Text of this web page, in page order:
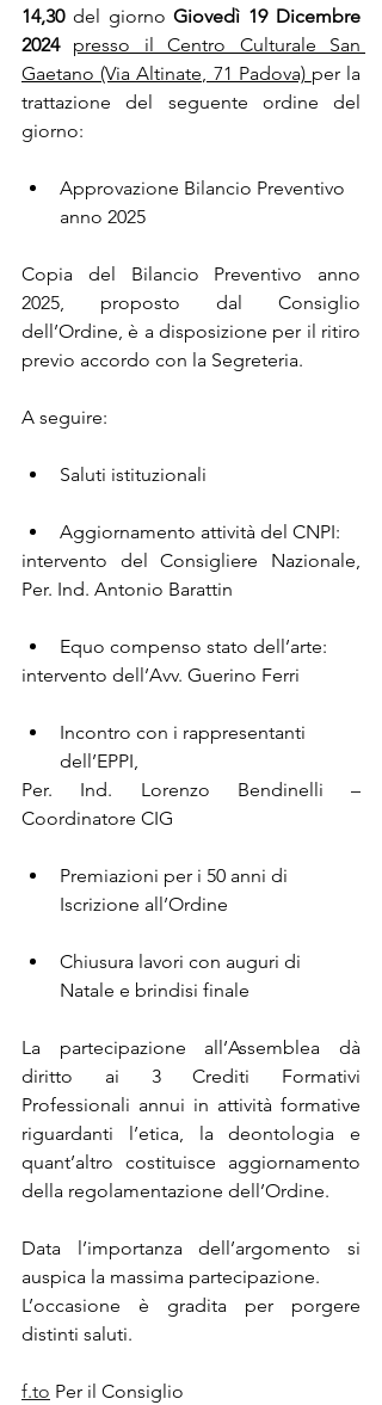
14,30 del giorno Giovedì 19 Dicembre
2024
presso il Centro Culturale San
Gaetano (Via Altinate, 71 Padova) per la
trattazione del seguente ordine del
giorno:
Approvazione Bilancio Preventivo
anno 2025
Copia del Bilancio Preventivo anno
2025, proposto dal Consiglio
dell’Ordine, è a disposizione per il ritiro
previo accordo con la Segreteria.
A seguire:
Saluti istituzionali
Aggiornamento attività del CNPI:
intervento del Consigliere Nazionale,
Per. Ind. Antonio Barattin
Equo compenso stato dell’arte:
intervento dell’Avv. Guerino Ferri
Incontro con i rappresentanti
dell’EPPI,
Per. Ind. Lorenzo Bendinelli –
Coordinatore CIG
Premiazioni per i 50 anni di
Iscrizione all’Ordine
Chiusura lavori con auguri di
Natale e brindisi finale
La partecipazione all’Assemblea dà
diritto ai 3 Crediti Formativi
Professionali annui in attività formative
riguardanti l’etica, la deontologia e
quant’altro costituisce aggiornamento
della regolamentazione dell’Ordine.
Data l’importanza dell’argomento si
auspica la massima partecipazione.
L’occasione è gradita per porgere
distinti saluti.
f.to Per il Consiglio